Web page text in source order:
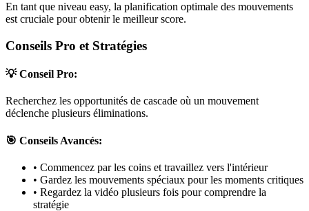
En tant que niveau easy, la planification optimale des mouvements
est cruciale pour obtenir le meilleur score.
Conseils Pro et Stratégies
💡 Conseil Pro:
Recherchez les opportunités de cascade où un mouvement
déclenche plusieurs éliminations.
🎯 Conseils Avancés:
• Commencez par les coins et travaillez vers l'intérieur
• Gardez les mouvements spéciaux pour les moments critiques
• Regardez la vidéo plusieurs fois pour comprendre la
stratégie